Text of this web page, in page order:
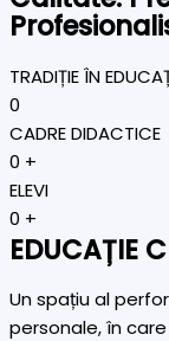
TRADIȚIE ÎN
0
CADRE DIDACTICE
0 +
ELEVI
0 +
EDUCAȚIE
Un spațiu al
personale, în